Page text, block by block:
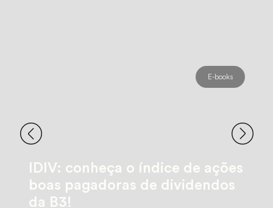
E-books
IDIV: conheça o índice de ações
boas pagadoras de dividendos
da B3!